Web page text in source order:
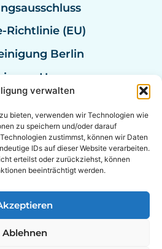
verwalten
bieten, verwenden wir Technologien wie
zu speichern und/oder darauf
zustimmst, können wir Daten
IDs auf dieser Website verarbeiten.
erteilst oder zurückziehst, können
beeinträchtigt werden.
Ablehnen
Richtlinie (EU)
Berlin
Hannover
Bremen
Kassel
Mannheim
Deutschland
& Rohrreinigung in der